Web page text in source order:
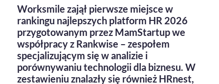
Worksmile zajął pierwsze miejsce w
rankingu najlepszych platform HR 2026
przygotowanym przez MamStartup we
współpracy z Rankwise – zespołem
specjalizującym się w analizie i
porównywaniu technologii dla biznesu. W
zestawieniu znalazły się również HRnest,